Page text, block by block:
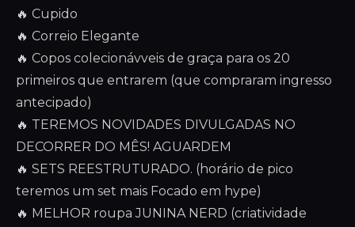
🔥 Cupido
🔥 Correio Elegante
🔥 Copos colecionávveis de graça para os 20
primeiros que entrarem (que compraram ingresso
antecipado)
🔥 TEREMOS NOVIDADES DIVULGADAS NO
DECORRER DO MÊS! AGUARDEM
🔥 SETS REESTRUTURADO. (horário de pico
teremos um set mais Focado em hype)
🔥 MELHOR roupa JUNINA NERD (criatividade